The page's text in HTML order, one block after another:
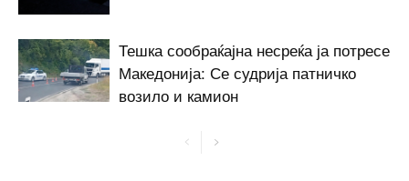
Тешка сообраќајна несреќа ја потресе
Македонија: Се судрија патничко
возило и камион